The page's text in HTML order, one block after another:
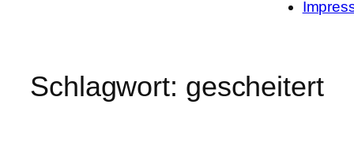
Schlagwort: gescheitert